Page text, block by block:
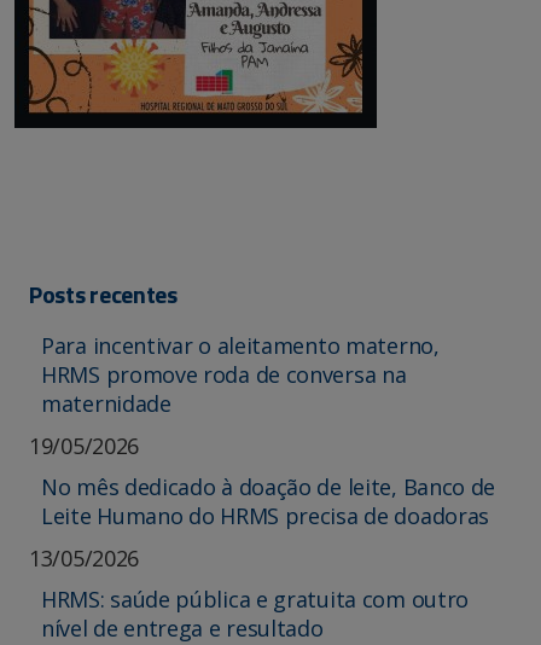
Posts recentes
Para incentivar o aleitamento materno,
HRMS promove roda de conversa na
maternidade
19/05/2026
No mês dedicado à doação de leite, Banco de
Leite Humano do HRMS precisa de doadoras
13/05/2026
HRMS: saúde pública e gratuita com outro
nível de entrega e resultado